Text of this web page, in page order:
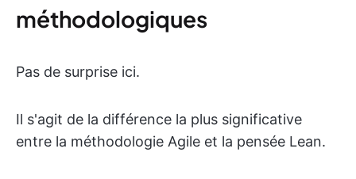
méthodologiques
Pas de surprise ici.
Il s'agit de la différence la plus significative
entre la méthodologie Agile et la pensée Lean.